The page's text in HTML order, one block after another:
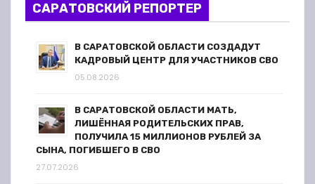
САРАТОВСКИЙ РЕПОРТЕР
В САРАТОВСКОЙ ОБЛАСТИ СОЗДАДУТ
КАДРОВЫЙ ЦЕНТР ДЛЯ УЧАСТНИКОВ СВО
05.08.2026
В САРАТОВСКОЙ ОБЛАСТИ МАТЬ,
ЛИШЁННАЯ РОДИТЕЛЬСКИХ ПРАВ,
ПОЛУЧИЛА 15 МИЛЛИОНОВ РУБЛЕЙ ЗА
СЫНА, ПОГИБШЕГО В СВО
27.07.2026